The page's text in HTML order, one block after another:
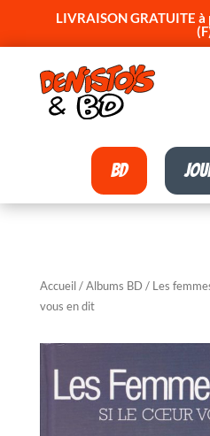
LIVRAISON GRATUITE
BD
Accueil/Albums BD / Les
vous en dit